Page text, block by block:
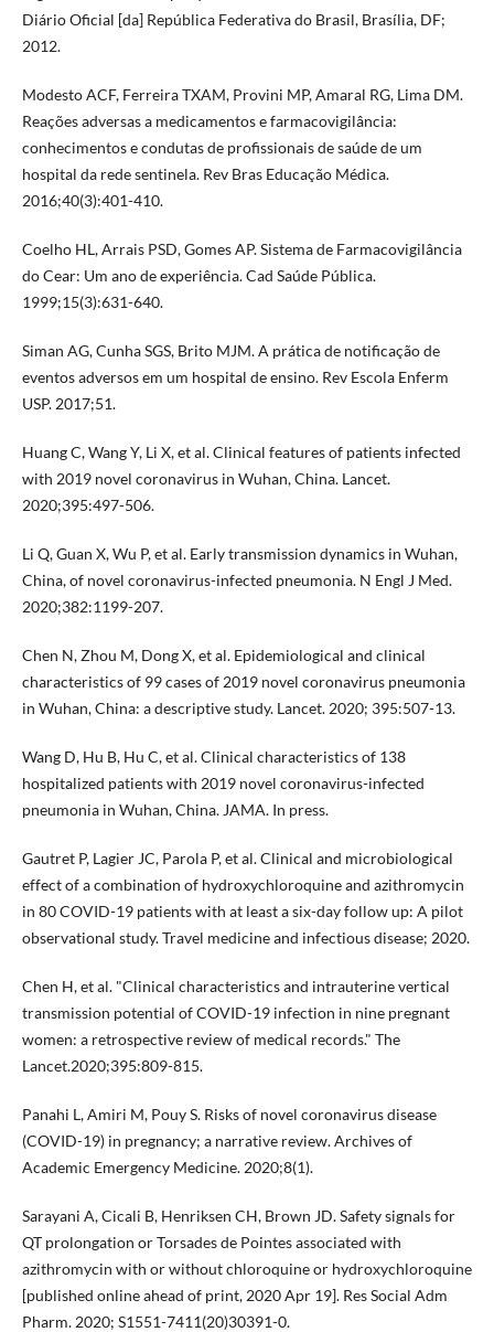
Diário Oficial [da] República Federativa do Brasil, Brasília, DF;
2012.
Modesto ACF, Ferreira TXAM, Provini MP, Amaral RG, Lima DM.
Reações adversas a medicamentos e farmacovigilância:
conhecimentos e condutas de profissionais de saúde de um
hospital da rede sentinela. Rev Bras Educação Médica.
2016;40(3):401-410.
Coelho HL, Arrais PSD, Gomes AP. Sistema de Farmacovigilância
do Cear: Um ano de experiência. Cad Saúde Pública.
1999;15(3):631-640.
Siman AG, Cunha SGS, Brito MJM. A prática de notificação de
eventos adversos em um hospital de ensino. Rev Escola Enferm
USP. 2017;51.
Huang C, Wang Y, Li X, et al. Clinical features of patients infected
with 2019 novel coronavirus in Wuhan, China. Lancet.
2020;395:497-506.
Li Q, Guan X, Wu P, et al. Early transmission dynamics in Wuhan,
China, of novel coronavirus-infected pneumonia. N Engl J Med.
2020;382:1199-207.
Chen N, Zhou M, Dong X, et al. Epidemiological and clinical
characteristics of 99 cases of 2019 novel coronavirus pneumonia
in Wuhan, China: a descriptive study. Lancet. 2020; 395:507-13.
Wang D, Hu B, Hu C, et al. Clinical characteristics of 138
hospitalized patients with 2019 novel coronavirus-infected
pneumonia in Wuhan, China. JAMA. In press.
Gautret P, Lagier JC, Parola P, et al. Clinical and microbiological
effect of a combination of hydroxychloroquine and azithromycin
in 80 COVID-19 patients with at least a six-day follow up: A pilot
observational study. Travel medicine and infectious disease; 2020.
Chen H, et al. "Clinical characteristics and intrauterine vertical
transmission potential of COVID-19 infection in nine pregnant
women: a retrospective review of medical records." The
Lancet.2020;395:809-815.
Panahi L, Amiri M, Pouy S. Risks of novel coronavirus disease
(COVID-19) in pregnancy; a narrative review. Archives of
Academic Emergency Medicine. 2020;8(1).
Sarayani A, Cicali B, Henriksen CH, Brown JD. Safety signals for
QT prolongation or Torsades de Pointes associated with
azithromycin with or without chloroquine or hydroxychloroquine
[published online ahead of print, 2020 Apr 19]. Res Social Adm
Pharm. 2020; S1551-7411(20)30391-0.